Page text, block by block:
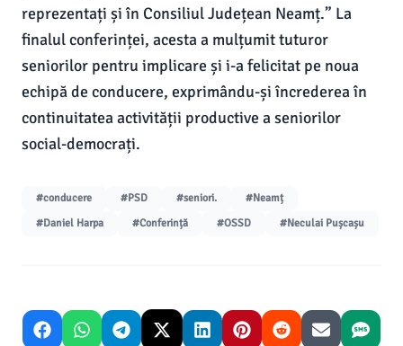
reprezentați și în Consiliul Județean Neamț.” La
finalul conferinței, acesta a mulțumit tuturor
seniorilor pentru implicare și i-a felicitat pe noua
echipă de conducere, exprimându-și încrederea în
continuitatea activității productive a seniorilor
social-democrați.
#conducere #PSD #seniori.
#Neamț
#Daniel Harpa
#Conferință #OSSD #Neculai Pușcașu